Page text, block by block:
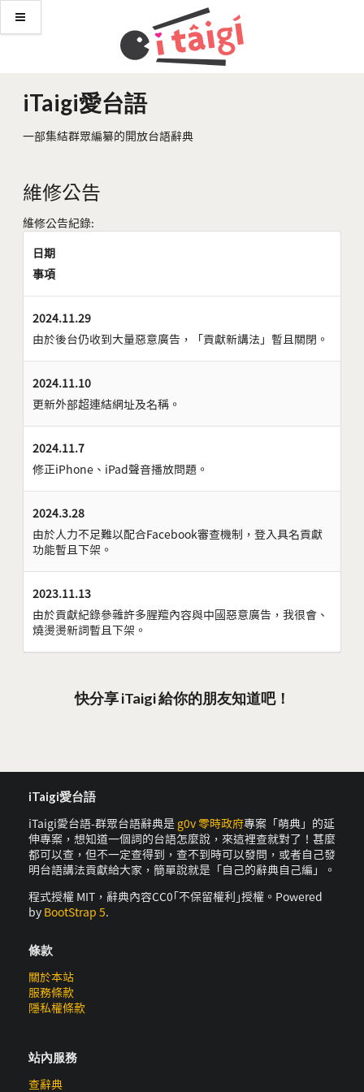
iTaigi愛台語
一部集結群眾編纂的開放台語辭典
維修公告
維修公告紀錄:
日期
事項
2024.11.29
由於後台仍收到大量惡意廣告，「貢獻新講法」暫且關閉。
2024.11.10
更新外部超連結網址及名稱。
2024.11.7
修正iPhone、iPad聲音播放問題。
2024.3.28
由於人力不足難以配合Facebook審查機制，登入具名貢獻
功能暫且下架。
2023.11.13
由於貢獻紀錄參雜許多腥羶內容與中國惡意廣告，我很會、
燒燙燙新詞暫且下架。
快分享 iTaigi 給你的朋友知道吧！
iTaigi愛台語
iTaigi愛台語-群眾台語辭典是 g0v 零時政府專案「萌典」的延
伸專案，想知道一個詞的台語怎麼說，來這裡查就對了！甚麼
都可以查，但不一定查得到，查不到時可以發問，或者自己發
明台語講法貢獻給大家，簡單說就是「自己的辭典自己編」。
程式授權 MIT，辭典內容CC0｢不保留權利｣授權。Powered
by BootStrap 5.
條款
關於本站
服務條款
隱私權條款
站內服務
查辭典